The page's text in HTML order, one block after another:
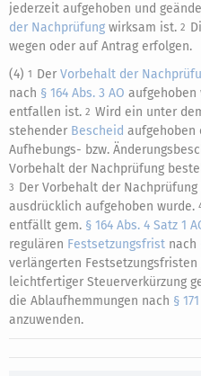
jederzeit aufgehoben und
der Nachprüfung wirksam ist. 2
wegen oder auf Antrag erfolgen.
(4) 1 Der Vorbehalt der
nach § 164 Abs. 3 AO aufgehoben
entfallen ist. 2 Wird ein unter
stehender Bescheid aufgehoben
Aufhebungs- bzw.
Vorbehalt der Nachprüfung
3 Der Vorbehalt der
ausdrücklich aufgehoben wurde.
entfällt gem. § 164 Abs. 4 Satz 1
regulären Festsetzungsfrist nach
verlängerten Festsetzungsfristen
leichtfertiger Steuerverkürzung
die Ablaufhemmungen nach §
anzuwenden.